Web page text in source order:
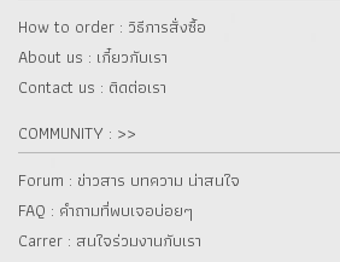
How to order : วิธีการสั่งซื้อ
About us : เกี๋ยวกับเรา
Contact us : ติดต่อเรา
COMMUNITY : >>
Forum : ข่าวสาร บทความ น่าสนใจ
FAQ : คำถามที่พบเจอบ่อยๆ
Carrer : สนใจร่วมงานกับเรา